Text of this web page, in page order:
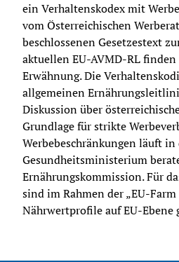
ein Verhaltenskodex mit
vom Österreichischen
beschlossenen Gesetzestext
aktuellen EU-AVMD-RL
Erwähnung. Die
allgemeinen
Diskussion über
Grundlage für strikte
Werbebeschränkungen läuft in
Gesundheitsministerium
Ernährungskommission. Für
sind im Rahmen der „EU-
Nährwertprofile auf EU-Ebene